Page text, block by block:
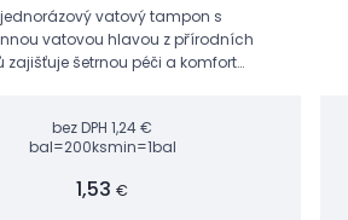
jednorázový vatový tampon s
vatovou hlavou z přírodních
zajišťuje šetrnou péči a komfort
bez DPH 1,24 €
bal=200ksmin=1bal
1,53€